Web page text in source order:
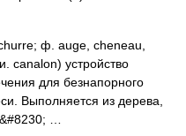
ф. auge, cheneau,
canalon) устройство
для безнапорного
Выполняется из дерева,
…